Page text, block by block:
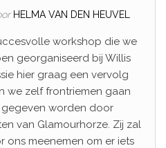
HELMA VAN DEN HEUVEL
workshop die we
georganiseerd bij Willis
hier graag een vervolg
we zelf frontriemen gaan
gegeven worden door
van Glamourhorze. Zij zal
meenemen om er iets